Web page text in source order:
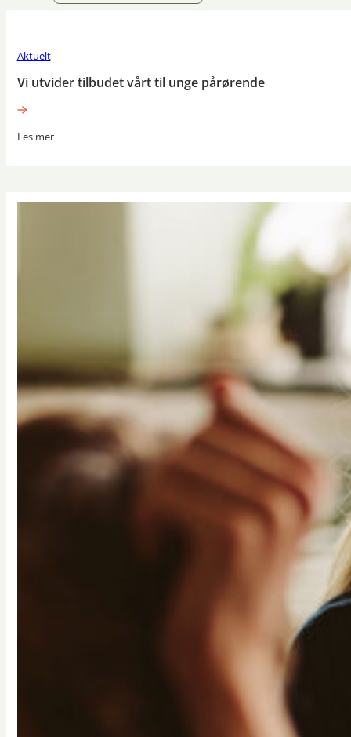
Aktuelt
Vi utvider tilbudet vårt til unge pårørende
Les mer